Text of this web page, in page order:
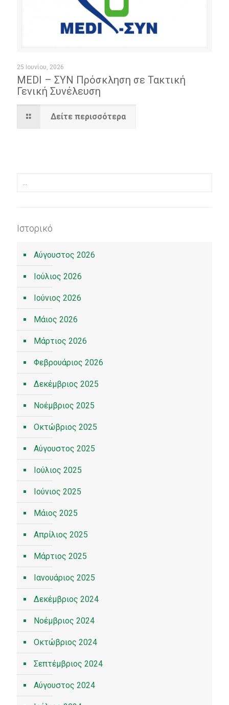
25 Ιουνίου, 2026
MEDI – ΣΥΝ Πρόσκληση σε Τακτική
Γενική Συνέλευση
Δείτε περισσότερα
Ιστορικό
Αύγουστος 2026
Ιούλιος 2026
Ιούνιος 2026
Μάιος 2026
Μάρτιος 2026
Φεβρουάριος 2026
Δεκέμβριος 2025
Νοέμβριος 2025
Οκτώβριος 2025
Αύγουστος 2025
Ιούλιος 2025
Ιούνιος 2025
Μάιος 2025
Απρίλιος 2025
Μάρτιος 2025
Ιανουάριος 2025
Δεκέμβριος 2024
Νοέμβριος 2024
Οκτώβριος 2024
Σεπτέμβριος 2024
Αύγουστος 2024